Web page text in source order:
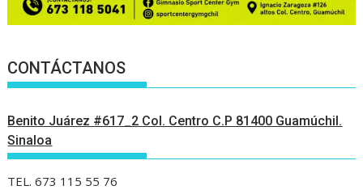
CONTÁCTANOS
Benito Juárez #617_2 Col. Centro C.P 81400 Guamúchil.
Sinaloa
TEL. 673 115 55 76